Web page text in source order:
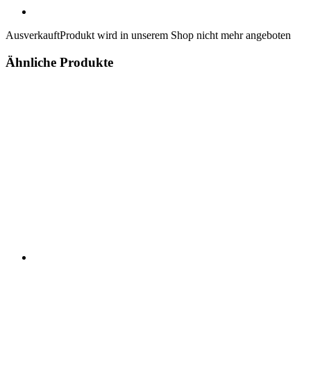
AusverkauftProdukt wird in unserem Shop nicht mehr angeboten
Ähnliche Produkte